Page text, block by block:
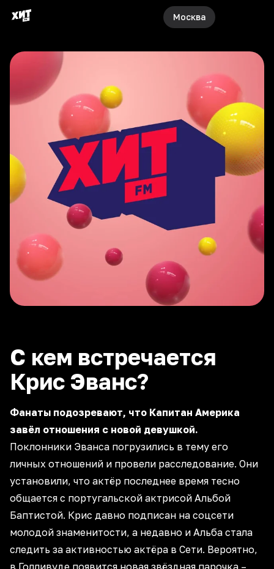
Москва
С кем встречается
Крис Эванс?
Фанаты подозревают, что Капитан Америка
завёл отношения с новой девушкой.
Поклонники Эванса погрузились в тему его
личных отношений и провели расследование. Они
установили, что актёр последнее время тесно
общается с португальской актрисой Альбой
Баптистой. Крис давно подписан на соцсети
молодой знаменитости, а недавно и Альба стала
следить за активностью актёра в Сети. Вероятно,
в Голливуде появится новая звёздная парочка –